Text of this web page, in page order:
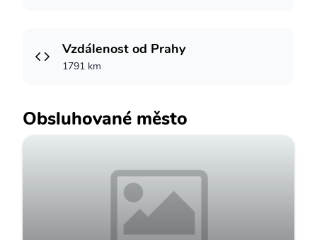
Vzdálenost od Prahy
1791 km
Obsluhované město